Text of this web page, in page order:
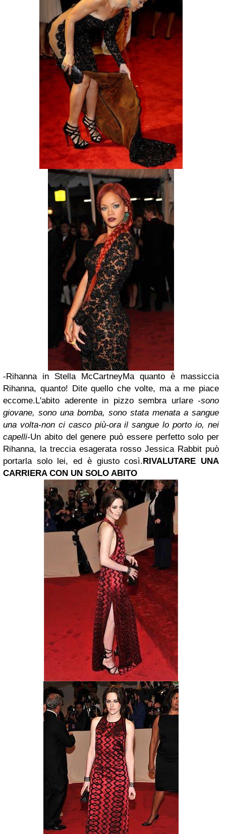
-Rihanna in Stella McCartneyMa quanto è massiccia
Rihanna, quanto! Dite quello che volte, ma a me piace
eccome.L'abito aderente in pizzo sembra urlare -sono
giovane, sono una bomba, sono stata menata a sangue
una volta-non ci casco più-ora il sangue lo porto io, nei
capelli-Un abito del genere può essere perfetto solo per
Rihanna, la treccia esagerata rosso Jessica Rabbit può
portarla solo lei, ed è giusto così.RIVALUTARE UNA
CARRIERA CON UN SOLO ABITO